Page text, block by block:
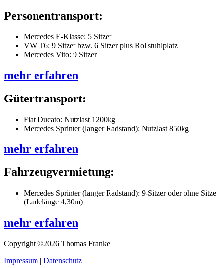
Personentransport:
Mercedes E-Klasse: 5 Sitzer
VW T6: 9 Sitzer bzw. 6 Sitzer plus Rollstuhlplatz
Mercedes Vito: 9 Sitzer
mehr erfahren
Gütertransport:
Fiat Ducato: Nutzlast 1200kg
Mercedes Sprinter (langer Radstand): Nutzlast 850kg
mehr erfahren
Fahrzeugvermietung:
Mercedes Sprinter (langer Radstand): 9-Sitzer oder ohne Sitze
(Ladelänge 4,30m)
mehr erfahren
Copyright ©2026 Thomas Franke
Impressum | Datenschutz